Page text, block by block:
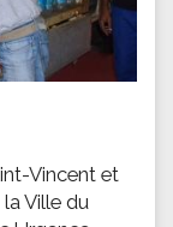
Vincent et
Ville du